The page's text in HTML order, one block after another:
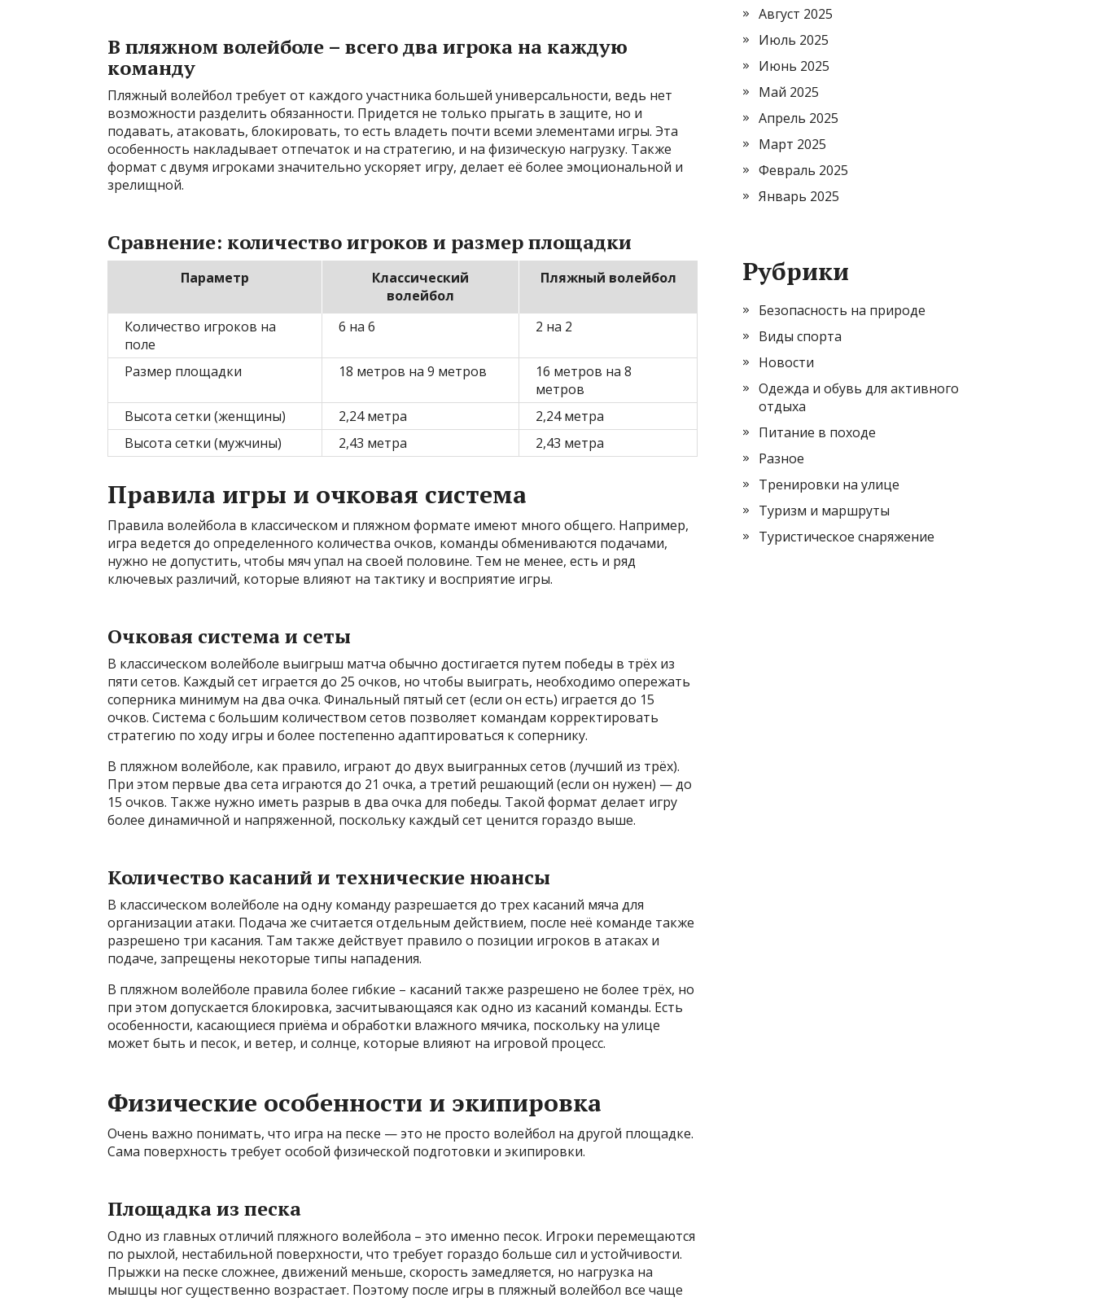
В пляжном волейболе – всего два игрока на каждую
команду
Пляжный волейбол требует от каждого участника большей универсальности, ведь нет
возможности разделить обязанности. Придется не только прыгать в защите, но и
подавать, атаковать, блокировать, то есть владеть почти всеми элементами игры. Эта
особенность накладывает отпечаток и на стратегию, и на физическую нагрузку. Также
формат с двумя игроками значительно ускоряет игру, делает её более эмоциональной и
зрелищной.
Сравнение: количество игроков и размер площадки
Параметр
Классический
волейбол
Пляжный волейбол
Количество игроков на
поле
6 на 6 2 на 2
Размер площадки 18 метров на 9 метров
16 метров на 8
метров
Высота сетки (женщины)
2,24 метра
2,24 метра
Высота сетки (мужчины)
2,43 метра 2,43 метра
Правила игры и очковая система
Правила волейбола в классическом и пляжном формате имеют много общего. Например,
игра ведется до определенного количества очков, команды обмениваются подачами,
нужно не допустить, чтобы мяч упал на своей половине. Тем не менее, есть и ряд
ключевых различий, которые влияют на тактику и восприятие игры.
Очковая система и сеты
В классическом волейболе выигрыш матча обычно достигается путем победы в трёх из
пяти сетов. Каждый сет играется до 25 очков, но чтобы выиграть, необходимо опережать
соперника минимум на два очка. Финальный пятый сет (если он есть) играется до 15
очков. Система с большим количеством сетов позволяет командам корректировать
стратегию по ходу игры и более постепенно адаптироваться к сопернику.
В пляжном волейболе, как правило, играют до двух выигранных сетов (лучший из трёх).
При этом первые два сета играются до 21 очка, а третий решающий (если он нужен) — до
15 очков. Также нужно иметь разрыв в два очка для победы. Такой формат делает игру
более динамичной и напряженной, поскольку каждый сет ценится гораздо выше.
Количество касаний и технические нюансы
В классическом волейболе на одну команду разрешается до трех касаний мяча для
организации атаки. Подача же считается отдельным действием, после неё команде также
разрешено три касания. Там также действует правило о позиции игроков в атаках и
подаче, запрещены некоторые типы нападения.
В пляжном волейболе правила более гибкие – касаний также разрешено не более трёх, но
при этом допускается блокировка, засчитывающаяся как одно из касаний команды. Есть
особенности, касающиеся приёма и обработки влажного мячика, поскольку на улице
может быть и песок, и ветер, и солнце, которые влияют на игровой процесс.
Физические особенности и экипировка
Очень важно понимать, что игра на песке — это не просто волейбол на другой площадке.
Сама поверхность требует особой физической подготовки и экипировки.
Площадка из песка
Одно из главных отличий пляжного волейбола – это именно песок. Игроки перемещаются
по рыхлой, нестабильной поверхности, что требует гораздо больше сил и устойчивости.
Прыжки на песке сложнее, движений меньше, скорость замедляется, но нагрузка на
мышцы ног существенно возрастает. Поэтому после игры в пляжный волейбол все чаще
Август 2025
Июль 2025
Июнь 2025
Май 2025
Апрель 2025
Март 2025
Февраль 2025
Январь 2025
Рубрики
Безопасность на природе
Виды спорта
Новости
Одежда и обувь для активного
отдыха
Питание в походе
Разное
Тренировки на улице
Туризм и маршруты
Туристическое снаряжение